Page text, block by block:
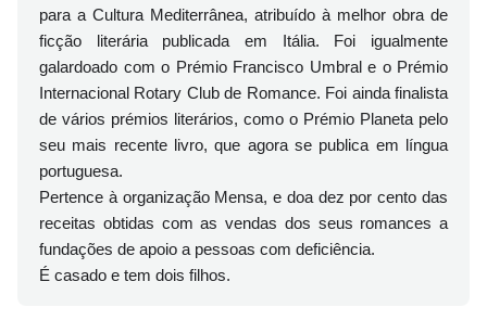
para a Cultura Mediterrânea, atribuído à melhor obra de
ficção literária publicada em Itália. Foi igualmente
galardoado com o Prémio Francisco Umbral e o Prémio
Internacional Rotary Club de Romance. Foi ainda finalista
de vários prémios literários, como o Prémio Planeta pelo
seu mais recente livro, que agora se publica em língua
portuguesa.
Pertence à organização Mensa, e doa dez por cento das
receitas obtidas com as vendas dos seus romances a
fundações de apoio a pessoas com deficiência.
É casado e tem dois filhos.